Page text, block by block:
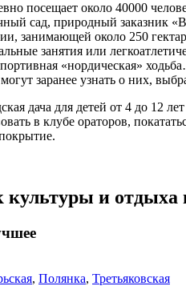
посещает около 40000
сад, природный заказник
занимающей около 250
занятия или
«нордическая»
заранее узнать о них,
дача для детей от 4 до 12
в клубе ораторов,
и отдыха
, Полянка, Третьяковская